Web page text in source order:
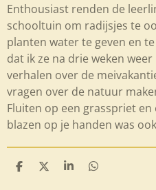
Enthousiast renden de
schooltuin om radijsjes te
planten water te geven en
dat ik ze na drie weken
verhalen over de
vragen over de natuur
Fluiten op een grasspriet
blazen op je handen was
D
D
S
D